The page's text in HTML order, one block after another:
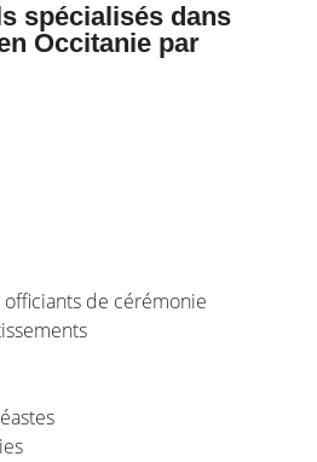
spécialisés dans
Occitanie par
de cérémonie